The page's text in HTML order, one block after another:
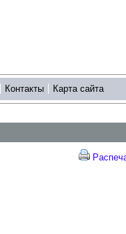
Контакты Карта сайта